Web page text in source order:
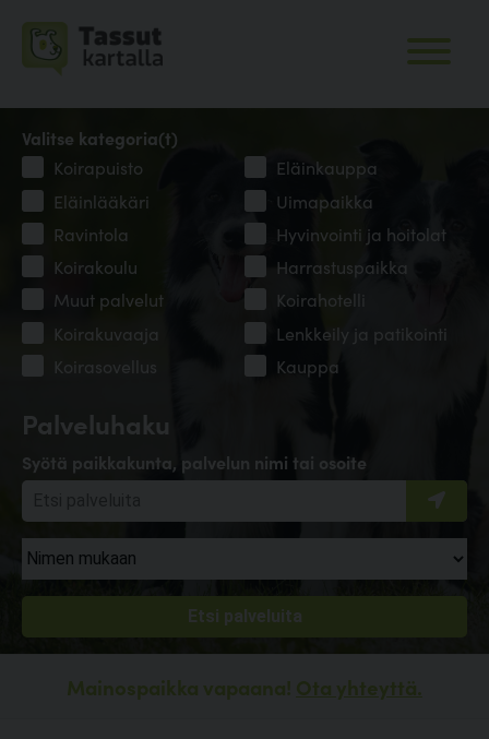
Palveluhaku
Syötä paikkakunta, palvelun nimi tai osoite
Valitse kategoria(t)
Koirapuisto
Eläinkauppa
Eläinlääkäri
Uimapaikka
Ravintola
Hyvinvointi ja hoitolat
Koirakoulu
Harrastuspaikka
Muut palvelut
Koirahotelli
Koirakuvaaja
Lenkkeily ja patikointi
Koirasovellus
Kauppa
Mainospaikka vapaana! Ota yhteyttä.